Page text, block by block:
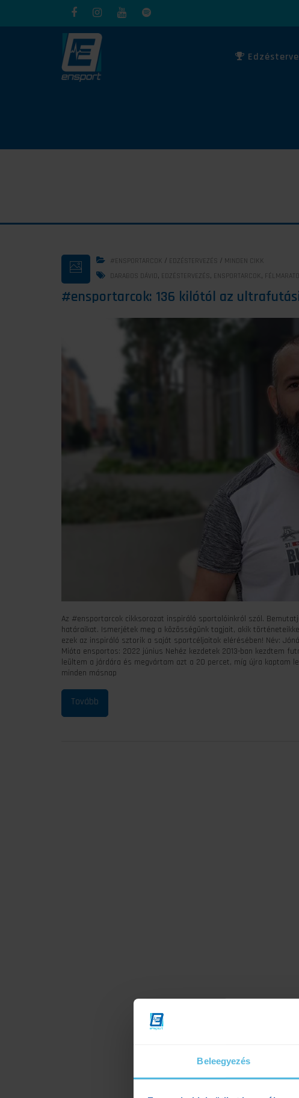
Beleegyezés
#ENSPORTARCOK / EDZÉSTERVEZÉS / MINDEN CIKK
DARABOS DÁVID , EDZÉSTERVEZÉS, ENSPORTARCOK ,
#ensportarcok: 136 kilótól az
Az #ensportarcok cikksorozat inspiráló sportolóinkról szól.
határaikat. Ismerjétek meg a közösségünk tagjait, akik
ezek az inspiráló sztorik a saját sportcéljaitok elérésében! Név:
Mióta ensportos: 2022 június Nehéz kezdetek 2013-ban kezdtem
leültem a járdára és megvártam azt a 20 percet, míg újra kaptam
minden másnap